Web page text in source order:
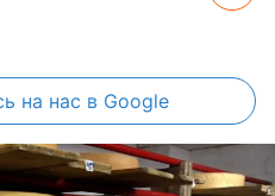
на нас в Google